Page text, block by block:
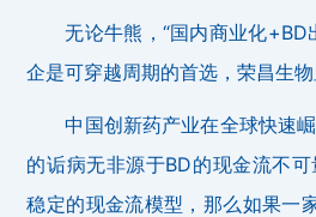
无论牛熊，“国内商业化+BD
企是可穿越周期的首选，荣昌生物
中国创新药产业在全球快速
的诟病无非源于BD的现金流不
稳定的现金流模型，那么如果一